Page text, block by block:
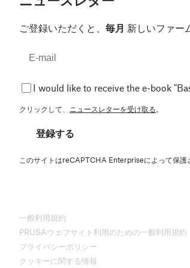
ご登録いただくと、 毎月 新しいファー
I would like to receive the e-book
クリックして、 ニュースレターを受け取る。
登録する
このサイトはreCAPTCHA Enterpriseによって保護
一般利用規約
PRUSAウェブサイト利用のための一般利用規約
プライバシーポリシー
クッキーに関する情報